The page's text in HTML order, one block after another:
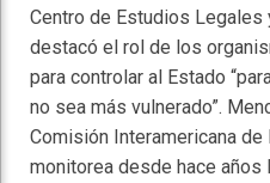
Centro de Estudios Legales
destacó el rol de los
para controlar al Estado
no sea más vulnerado”.
Comisión Interamericana de
monitorea desde hace